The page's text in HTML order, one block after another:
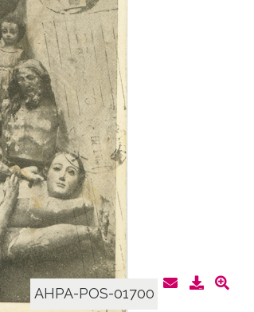
AHPA-POS-01700